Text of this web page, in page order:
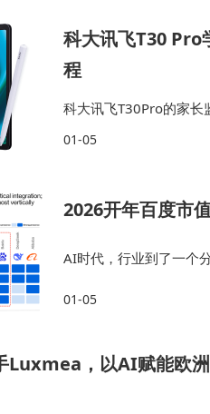
5.0，用户可自定义性能调
科大讯飞T30 Pro
程
科大讯飞T30Pro的家长
焦虑感。通过科技的力
01-05
2026开年百度市
AI时代，行业到了一个
城河。 比如百度在移动
01-05
Luxmea，以AI赋能欧